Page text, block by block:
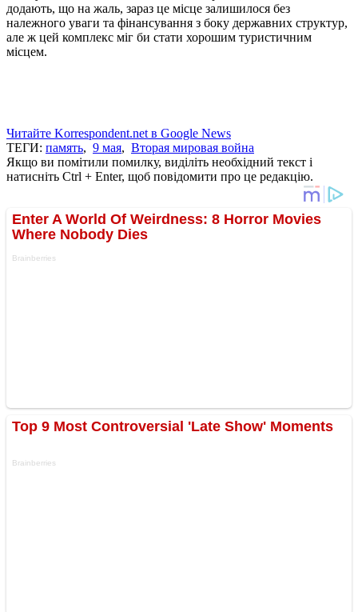
додають, що на жаль, зараз це місце залишилося без
належного уваги та фінансування з боку державних структур,
але ж цей комплекс міг би стати хорошим туристичним
місцем.
Читайте Korrespondent.net в Google News
ТЕГИ: память, 9 мая, Вторая мировая война
Якщо ви помітили помилку, виділіть необхідний текст і
натисніть Ctrl + Enter, щоб повідомити про це редакцію.